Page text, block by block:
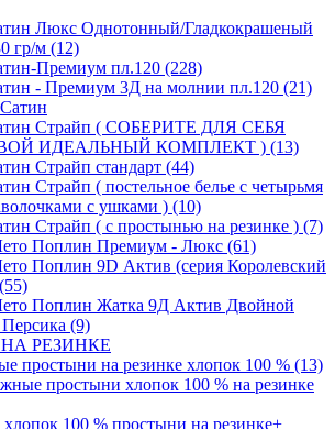
Люкс Однотонный/Гладкокрашеный
гр/м (12)
Премиум пл.120 (228)
- Премиум 3Д на молнии пл.120 (21)
Страйп ( СОБЕРИТЕ ДЛЯ СЕБЯ
ИДЕАЛЬНЫЙ КОМПЛЕКТ ) (13)
Страйп стандарт (44)
Страйп ( постельное белье с четырьмя
с ушками ) (10)
Страйп ( с простынью на резинке ) (7)
Поплин Премиум - Люкс (61)
Поплин 9D Актив (серия Королевский
Поплин Жатка 9Д Актив Двойной
(9)
РЕЗИНКЕ
простыни на резинке хлопок 100 % (13)
простыни хлопок 100 % на резинке
100 % простыни на резинке+